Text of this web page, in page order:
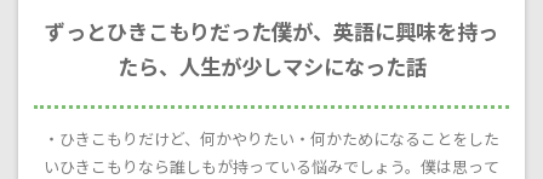
ずっとひきこもりだった僕が、英語に興味を持っ
たら、人生が少しマシになった話
・ひきこもりだけど、何かやりたい・何かためになることをした
いひきこもりなら誰しもが持っている悩みでしょう。僕は思って